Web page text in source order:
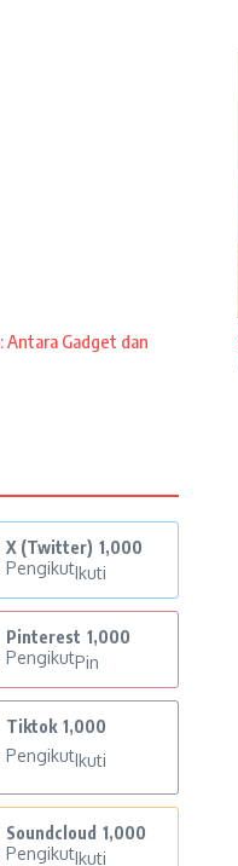
Antara Gadget dan
X (Twitter) 1,000
PengikutIkuti
Pinterest 1,000
PengikutPin
Tiktok 1,000
PengikutIkuti
Soundcloud 1,000
PengikutIkuti